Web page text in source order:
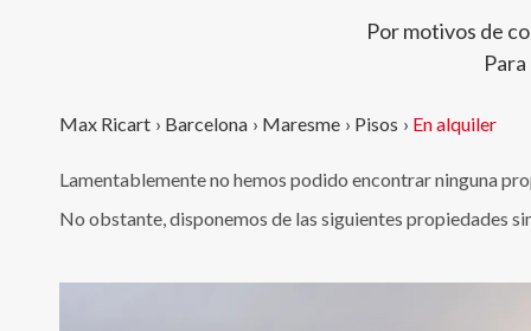
Por motivos de
Max Ricart › Barcelona › Maresme › Pisos › En alquiler
Lamentablemente no hemos podido encontrar ninguna
No obstante, disponemos de las siguientes propiedades